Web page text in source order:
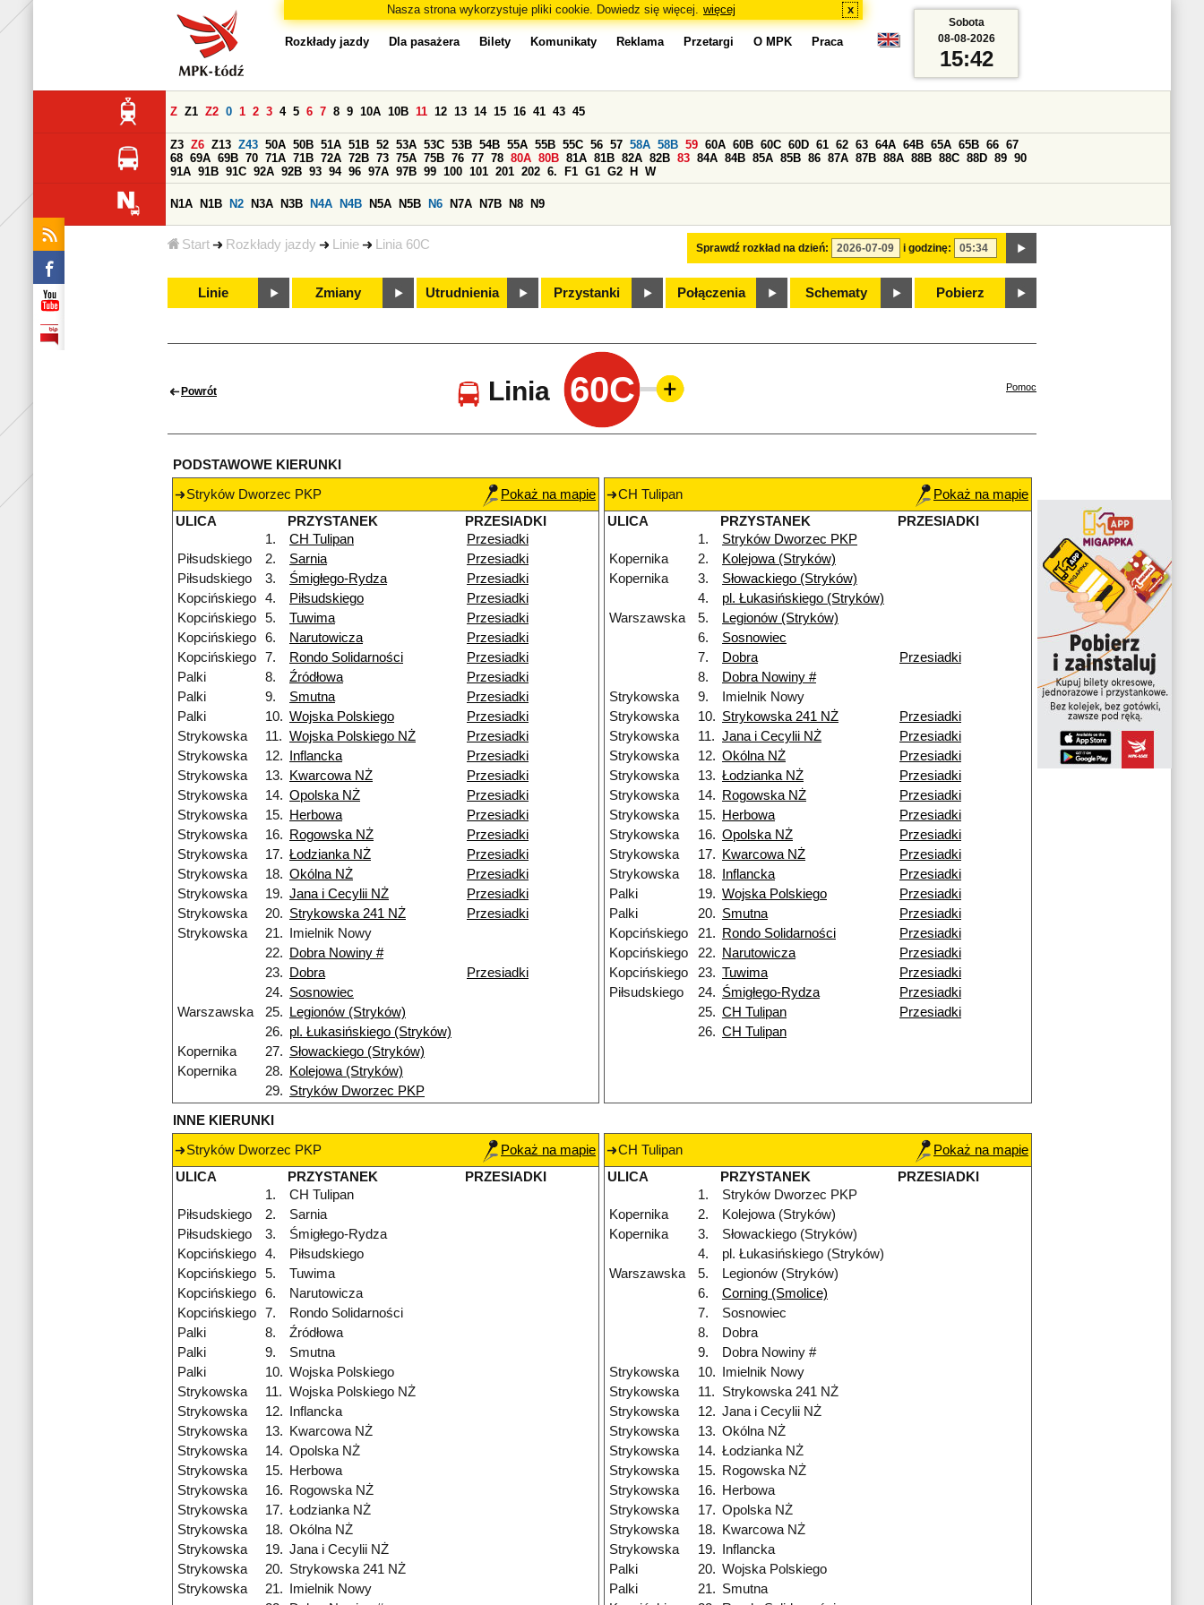
Nasza strona wykorzystuje pliki cookie. Dowiedz się więcej. więcej x
Start Rozkłady jazdy Linie Linia 60C
Rozkłady jazdy Dla pasażera Bilety Komunikaty Reklama Przetargi O MPK Praca
Sprawdź rozkład na dzień: i godzinę:
Z Z1 Z2 0 1 2 3 4 5 6 7 8 9 10A 10B 11 12 13 14 15 16 41 43 45
Z3 Z6 Z13 Z43 50A 50B 51A 51B 52 53A 53C 53B 54B 55A 55B 55C 56 57 58A 58B 59 60A 60B 60C 60D 61 62 63 64A 64B 65A 65B 66 67
68 69A 69B 70 71A 71B 72A 72B 73 75A 75B 76 77 78 80A 80B 81A 81B 82A 82B 83 84A 84B 85A 85B 86 87A 87B 88A 88B 88C 88D 89 90
91A 91B 91C 92A 92B 93 94 96 97A 97B 99 100 101 201 202 6. F1 G1 G2 H W
N1A N1B N2 N3A N3B N4A N4B N5A N5B N6 N7A N7B N8 N9
Linie Zmiany Utrudnienia Przystanki Połączenia Schematy Pobierz
Sobota
08-08-2026
15:42
Powrót Linia 60C Pomoc
PODSTAWOWE KIERUNKI
Stryków Dworzec PKP
Pokaż na mapie
ULICA
PRZYSTANEK
PRZESIADKI
1.
CH Tulipan
Przesiadki
Piłsudskiego
2. Sarnia
Przesiadki
Piłsudskiego
3. Śmigłego-Rydza
Przesiadki
Kopcińskiego
4. Piłsudskiego
Przesiadki
Kopcińskiego
5. Tuwima
Przesiadki
Kopcińskiego
6. Narutowicza
Przesiadki
Kopcińskiego
7. Rondo Solidarności
Przesiadki
Palki
8. Źródłowa
Przesiadki
Palki
9. Smutna
Przesiadki
Palki
10. Wojska Polskiego
Przesiadki
Strykowska
11. Wojska Polskiego NŻ
Przesiadki
Strykowska
12. Inflancka
Przesiadki
Strykowska
13. Kwarcowa NŻ
Przesiadki
Strykowska
14. Opolska NŻ
Przesiadki
Strykowska
15. Herbowa
Przesiadki
Strykowska
16. Rogowska NŻ
Przesiadki
Strykowska
17. Łodzianka NŻ
Przesiadki
Strykowska
18. Okólna NŻ
Przesiadki
Strykowska
19. Jana i Cecylii NŻ
Przesiadki
Strykowska
20. Strykowska 241 NŻ
Przesiadki
Strykowska
21.
Imielnik Nowy
22.
Dobra Nowiny #
23.
Dobra
Przesiadki
24. Sosnowiec
Warszawska
25.
Legionów (Stryków)
26. pl. Łukasińskiego (Stryków)
Kopernika
27. Słowackiego (Stryków)
Kopernika
28.
Kolejowa (Stryków)
29. Stryków Dworzec PKP
CH Tulipan
Pokaż na mapie
ULICA
PRZYSTANEK
PRZESIADKI
1.
Stryków Dworzec PKP
Kopernika
2.
Kolejowa (Stryków)
Kopernika
3.
Słowackiego (Stryków)
4.
pl. Łukasińskiego (Stryków)
Warszawska
5.
Legionów (Stryków)
6.
Sosnowiec
7.
Dobra
Przesiadki
8.
Dobra Nowiny #
Strykowska
9.
Imielnik Nowy
Strykowska
10. Strykowska 241 NŻ
Przesiadki
Strykowska
11. Jana i Cecylii NŻ
Przesiadki
Strykowska
12. Okólna NŻ
Przesiadki
Strykowska
13. Łodzianka NŻ
Przesiadki
Strykowska
14. Rogowska NŻ
Przesiadki
Strykowska
15. Herbowa
Przesiadki
Strykowska
16. Opolska NŻ
Przesiadki
Strykowska
17. Kwarcowa NŻ
Przesiadki
Strykowska
18. Inflancka
Przesiadki
Palki
19. Wojska Polskiego
Przesiadki
Palki
20. Smutna
Przesiadki
Kopcińskiego
21. Rondo Solidarności
Przesiadki
Kopcińskiego
22. Narutowicza
Przesiadki
Kopcińskiego
23. Tuwima
Przesiadki
Piłsudskiego
24. Śmigłego-Rydza
Przesiadki
25. CH Tulipan
Przesiadki
26. CH Tulipan
INNE KIERUNKI
Stryków Dworzec PKP
Pokaż na mapie
ULICA
PRZYSTANEK
PRZESIADKI
1.
CH Tulipan
Piłsudskiego
2.
Sarnia
Piłsudskiego
3.
Śmigłego-Rydza
Kopcińskiego
4.
Piłsudskiego
Kopcińskiego
5.
Tuwima
Kopcińskiego
6.
Narutowicza
Kopcińskiego
7.
Rondo Solidarności
Palki
8.
Źródłowa
Palki
9.
Smutna
Palki
10. Wojska Polskiego
Strykowska
11. Wojska Polskiego NŻ
Strykowska
12.
Inflancka
Strykowska
13.
Kwarcowa NŻ
Strykowska
14. Opolska NŻ
Strykowska
15.
Herbowa
Strykowska
16.
Rogowska NŻ
Strykowska
17. Łodzianka NŻ
Strykowska
18. Okólna NŻ
Strykowska
19. Jana i Cecylii NŻ
Strykowska
20. Strykowska 241 NŻ
Strykowska
21.
Imielnik Nowy
CH Tulipan
Pokaż na mapie
ULICA
PRZYSTANEK
PRZESIADKI
1.
Stryków Dworzec PKP
Kopernika
2.
Kolejowa (Stryków)
Kopernika
3.
Słowackiego (Stryków)
4.
pl. Łukasińskiego (Stryków)
Warszawska
5.
Legionów (Stryków)
6.
Corning (Smolice)
7.
Sosnowiec
8.
Dobra
9.
Dobra Nowiny #
Strykowska
10.
Imielnik Nowy
Strykowska
11.
Strykowska 241 NŻ
Strykowska
12. Jana i Cecylii NŻ
Strykowska
13. Okólna NŻ
Strykowska
14. Łodzianka NŻ
Strykowska
15.
Rogowska NŻ
Strykowska
16.
Herbowa
Strykowska
17. Opolska NŻ
Strykowska
18.
Kwarcowa NŻ
Strykowska
19.
Inflancka
Palki
20. Wojska Polskiego
Palki
21. Smutna